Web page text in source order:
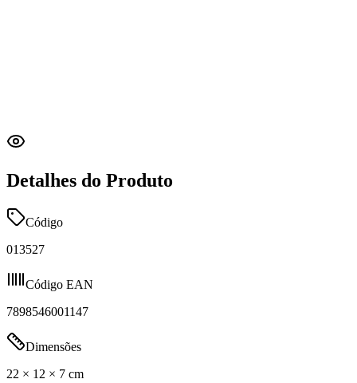
Detalhes do Produto
Código
013527
Código EAN
7898546001147
Dimensões
22 × 12 × 7 cm